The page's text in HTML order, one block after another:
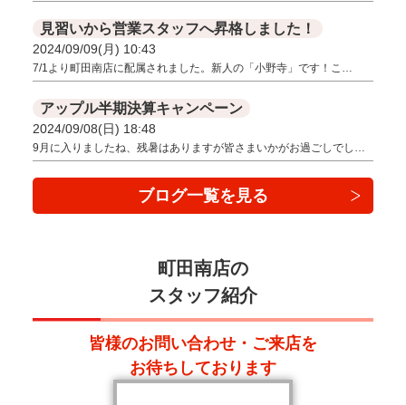
見習いから営業スタッフへ昇格しました！
2024/09/09(月) 10:43
7/1より町田南店に配属されました。新人の「小野寺」です！こ…
アップル半期決算キャンペーン
2024/09/08(日) 18:48
9月に入りましたね、残暑はありますが皆さまいかがお過ごしでし…
ブログ一覧を見る
町田南店の
スタッフ紹介
皆様のお問い合わせ・ご来店を
お待ちしております